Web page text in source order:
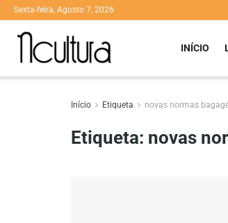
Sexta-feira, Agosto 7, 2026
INÍCIO
Início Etiqueta novas normas
Etiqueta: novas